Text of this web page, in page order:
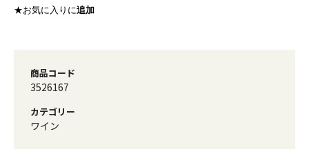
★お気に入りに追加
商品コード
3526167
カテゴリー
ワイン